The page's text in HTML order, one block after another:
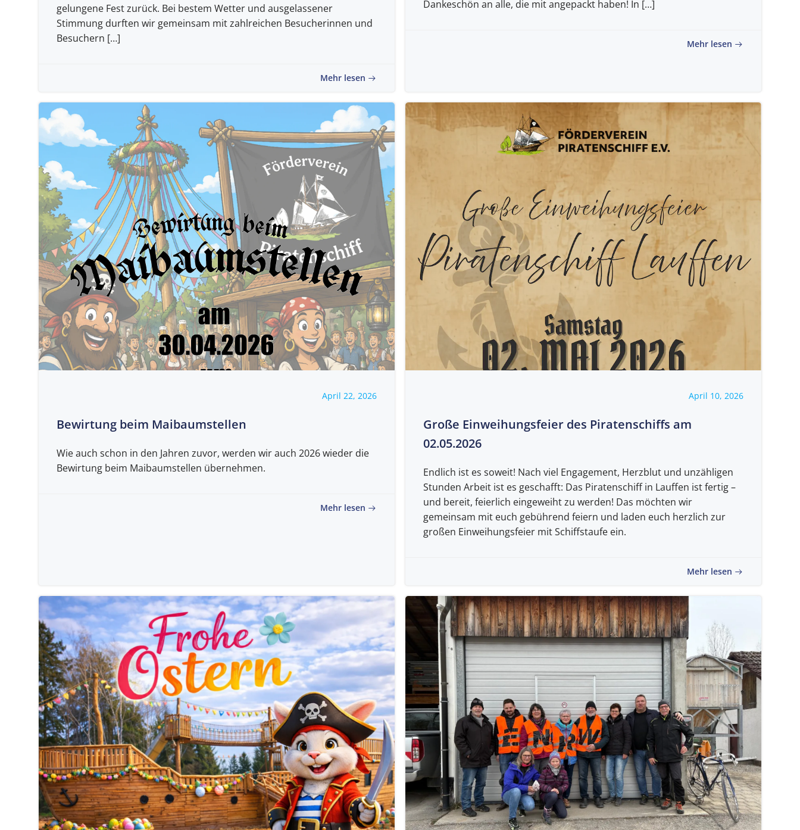
gelungene Fest zurück. Bei bestem Wetter und ausgelassener
Stimmung durften wir gemeinsam mit zahlreichen Besucherinnen und
Besuchern […]
Mehr lesen
Dankeschön an alle, die mit angepackt haben! In […]
Mehr lesen
April 22, 2026
Bewirtung beim Maibaumstellen
Wie auch schon in den Jahren zuvor, werden wir auch 2026 wieder die
Bewirtung beim Maibaumstellen übernehmen.
Mehr lesen
April 10, 2026
Große Einweihungsfeier des Piratenschiffs am
02.05.2026
Endlich ist es soweit! Nach viel Engagement, Herzblut und unzähligen
Stunden Arbeit ist es geschafft: Das Piratenschiff in Lauffen ist fertig –
und bereit, feierlich eingeweiht zu werden! Das möchten wir
gemeinsam mit euch gebührend feiern und laden euch herzlich zur
großen Einweihungsfeier mit Schiffstaufe ein.
Mehr lesen